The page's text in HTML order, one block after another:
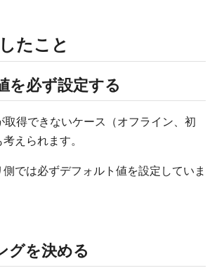
たこと
を必ず設定する
得できないケース（オフライン、初
えられます。
では必ずデフォルト値を設定していま
グを決める